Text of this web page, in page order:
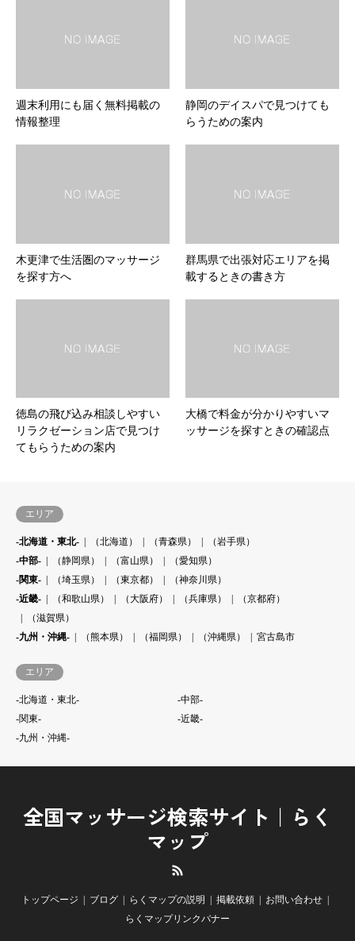
週末利用にも届く無料掲載の
情報整理
静岡のデイスパで見つけても
らうための案内
木更津で生活圏のマッサージ
を探す方へ
群馬県で出張対応エリアを掲
載するときの書き方
徳島の飛び込み相談しやすい
リラクゼーション店で見つけ
てもらうための案内
大橋で料金が分かりやすいマ
ッサージを探すときの確認点
エリア
-北海道・東北- （北海道） （青森県）
（岩手県）
-中部-
（静岡県） （富山県）
（愛知県）
-関東-
（埼玉県） （東京都）
（神奈川県）
-近畿-
（和歌山県） （大阪府） （兵庫県）
（京都府）
（滋賀県）
-九州・沖縄-
（熊本県） （福岡県） （沖縄県） 宮古島市
エリア
-北海道・東北-
-中部-
-関東-
-近畿-
-九州・沖縄-
全国マッサージ検索サイト｜らく
マップ
トップページ ブログ らくマップの説明 掲載依頼
お問い合わせ
らくマップリンクバナー